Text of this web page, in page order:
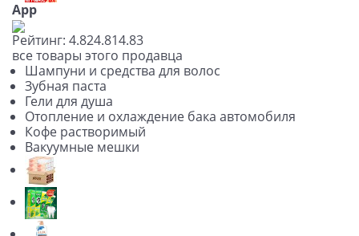
App
Рейтинг: 4.824.814.83
все товары этого продавца
Шампуни и средства для волос
Зубная паста
Гели для душа
Отопление и охлаждение бака автомобиля
Кофе растворимый
Вакуумные мешки